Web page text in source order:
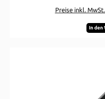
Preise inkl.
In